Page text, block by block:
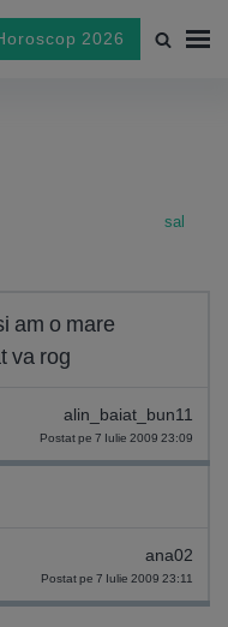
2026
sal
am o mare
va rog
alin_baiat_bun11
Postat pe 7 Iulie 2009 23:09
ana02
Postat pe 7 Iulie 2009 23:11